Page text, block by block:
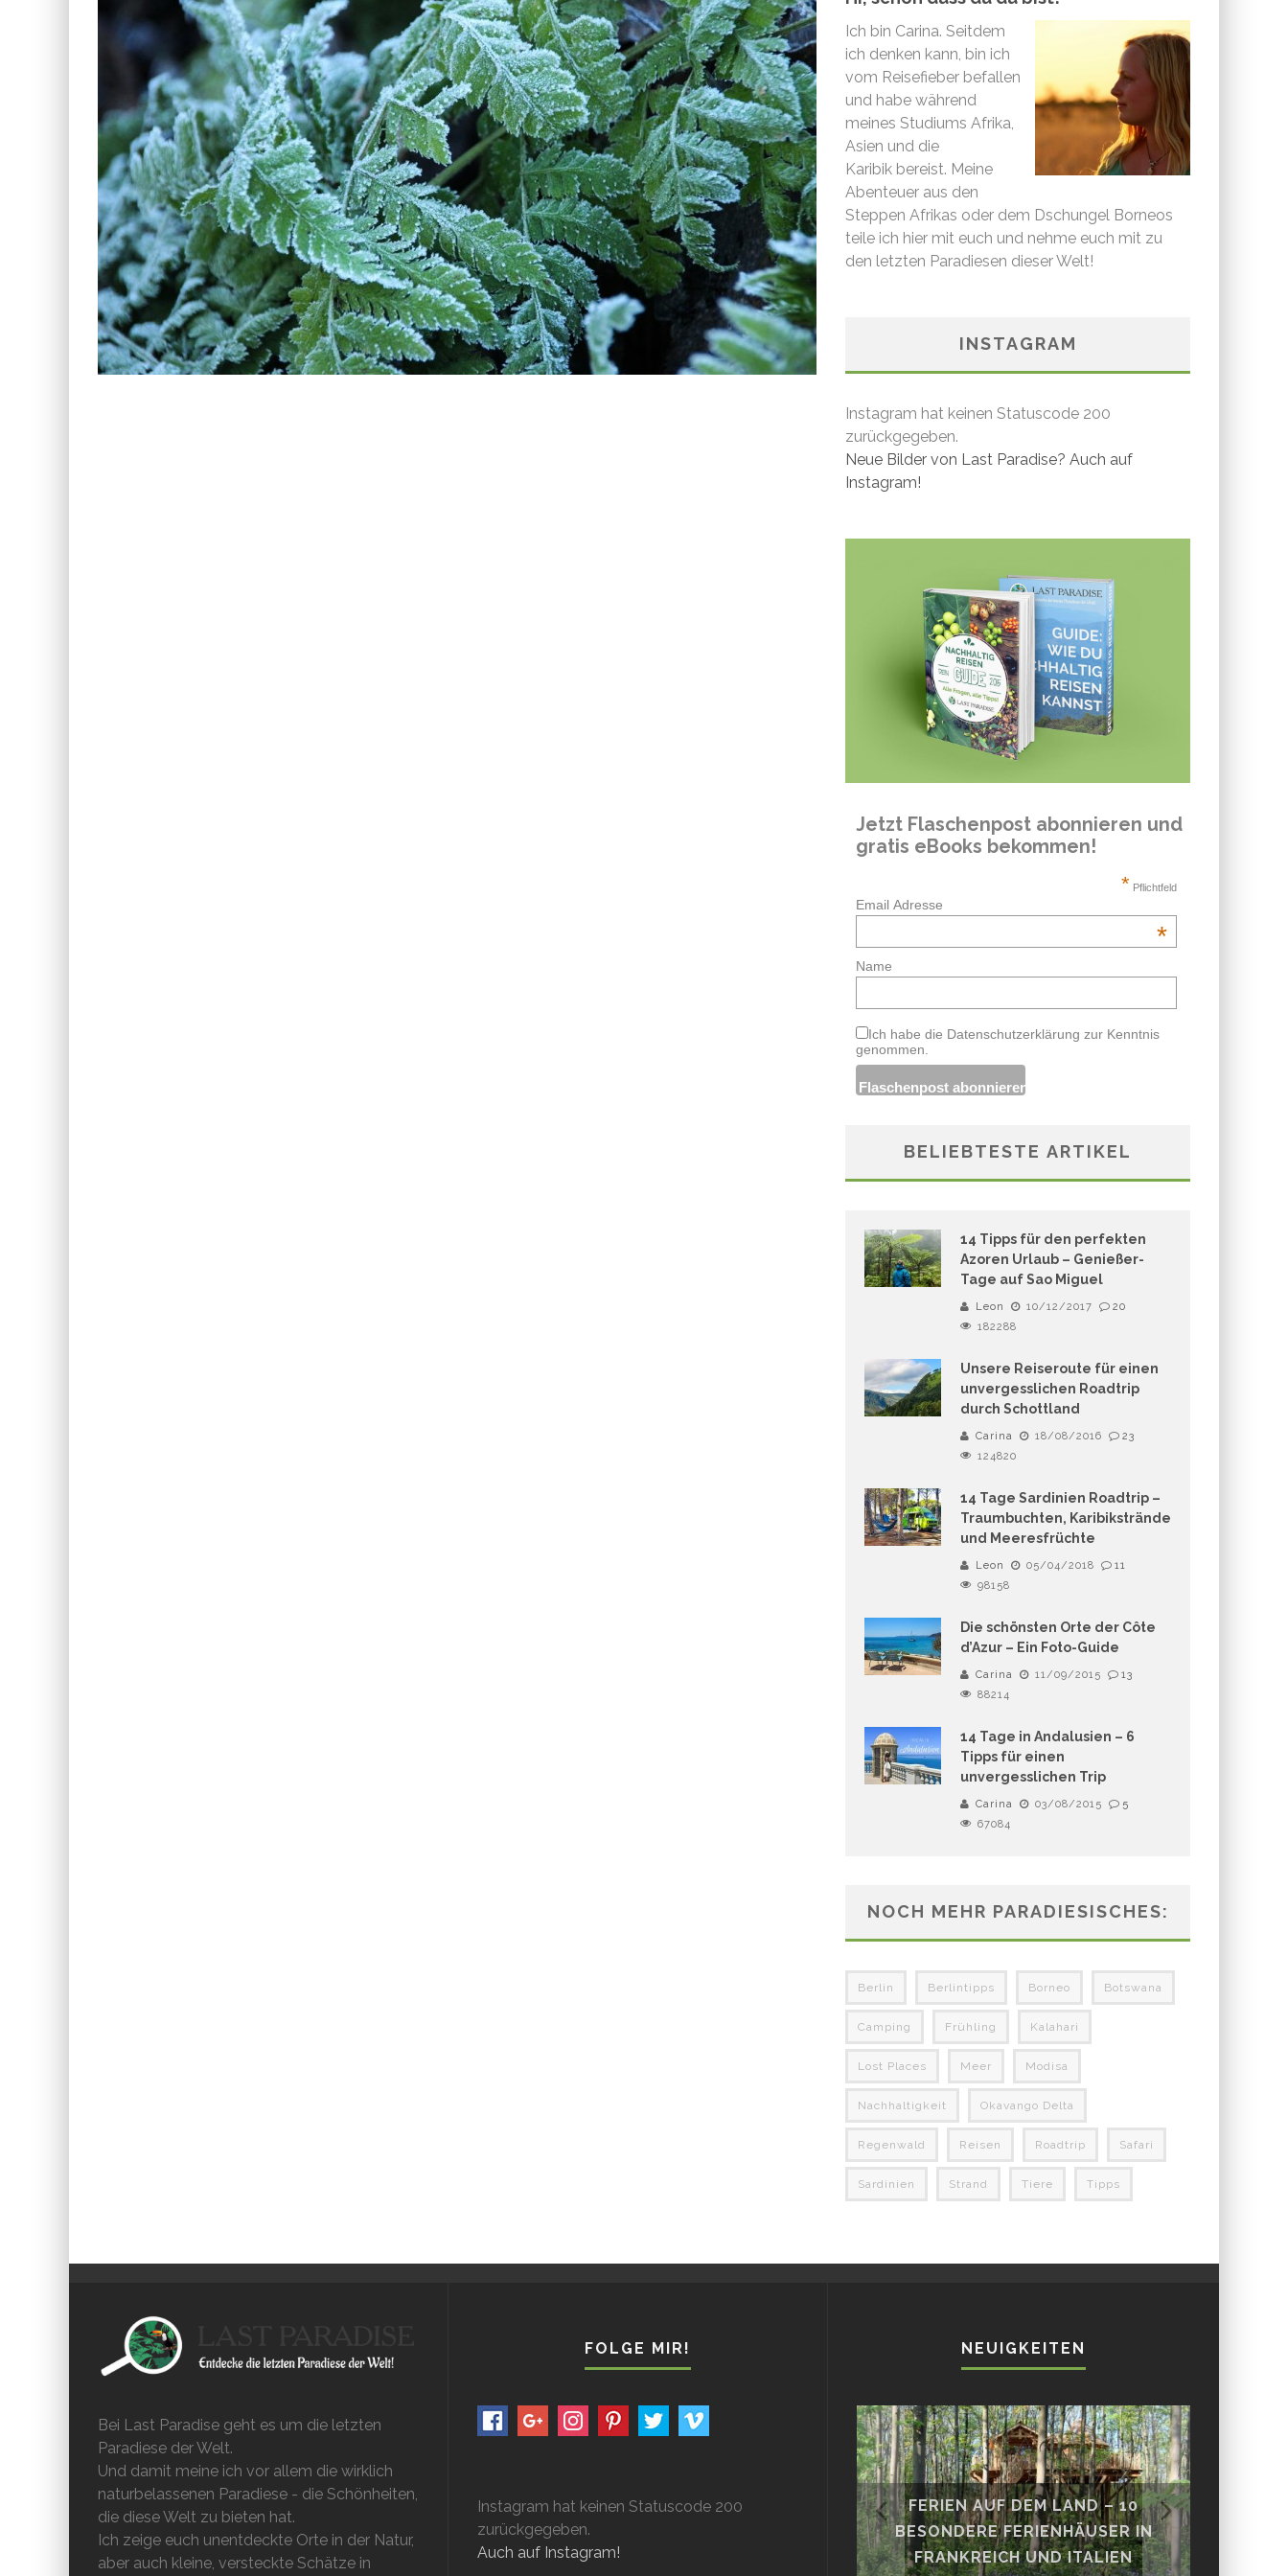
Ich bin Carina. Seitdem
ich denken kann, bin ich
vom Reisefieber befallen
und habe während
meines Studiums Afrika,
Asien und die
Karibik bereist. Meine
Abenteuer aus den
Steppen Afrikas oder dem Dschungel Borneos
teile ich hier mit euch und nehme euch mit zu
den letzten Paradiesen dieser Welt!
INSTAGRAM
Instagram hat keinen Statuscode 200
zurückgegeben.
Neue Bilder von Last Paradise? Auch auf
Instagram!
Jetzt Flaschenpost abonnieren und
gratis eBooks bekommen!
* Pflichtfeld
Email Adresse
*
Name
Ich habe die Datenschutzerklärung zur Kenntnis
genommen.
BELIEBTESTE ARTIKEL
14 Tipps für den perfekten
Azoren Urlaub – Genießer-
Tage auf Sao Miguel
Leon 10/12/2017
20
182288
Unsere Reiseroute für einen
unvergesslichen Roadtrip
durch Schottland
Carina 18/08/2016
23
124820
14 Tage Sardinien Roadtrip –
Traumbuchten, Karibikstrände
und Meeresfrüchte
Leon 05/04/2018
11
98158
Die schönsten Orte der Côte
d’Azur – Ein Foto-Guide
Carina 11/09/2015
13
88214
14 Tage in Andalusien – 6
Tipps für einen
unvergesslichen Trip
Carina 03/08/2015
5
67084
NOCH MEHR PARADIESISCHES:
Berlin Berlintipps Borneo Botswana
Camping Frühling Kalahari
Lost Places Meer Modisa
Nachhaltigkeit Okavango Delta
Regenwald Reisen Roadtrip Safari
Sardinien Strand Tiere Tipps
Bei Last Paradise geht es um die letzten
Paradiese der Welt.
Und damit meine ich vor allem die wirklich
naturbelassenen Paradiese - die Schönheiten,
die diese Welt zu bieten hat.
Ich zeige euch unentdeckte Orte in der Natur,
aber auch kleine, versteckte Schätze in
FOLGE MIR!
Instagram hat keinen Statuscode 200
zurückgegeben.
Auch auf Instagram!
NEUIGKEITEN
14 TAGE SARDINIEN ROADTRIP –
TRAUMBUCHTEN, KARIBIKSTRÄNDE
UND MEERESFRÜCHTE
FERIEN AUF DEM LAND – 10
BESONDERE FERIENHÄUSER IN
FRANKREICH UND ITALIEN